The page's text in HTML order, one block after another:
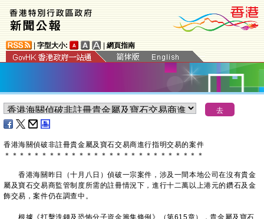
字型大小: 網頁指南
香港海關偵破非註冊貴金屬及寶石交易商進行指明交易的案件
＊ ＊ ＊ ＊ ＊ ＊ ＊ ＊ ＊ ＊ ＊ ＊ ＊ ＊ ＊ ＊ ＊ ＊ ＊ ＊ ＊ ＊ ＊ ＊ ＊ ＊ ＊
香港海關昨日（十月八日）偵破一宗案件，涉及一間本地公司在沒有貴金
屬及寶石交易商監管制度所需的註冊情況下，進行十二萬以上港元的鑽石及金
飾交易，案件仍在調查中。
根據《打擊洗錢及恐怖分子資金籌集條例》（第615章），貴金屬及寶石